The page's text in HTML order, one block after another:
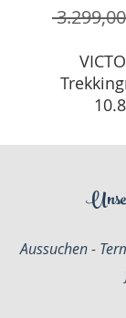
Mit
und
in der
Saison
Aussuchen -